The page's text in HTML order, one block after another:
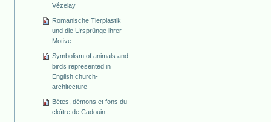
Vézelay
Romanische Tierplastik
und die Ursprünge ihrer
Motive
Symbolism of animals and
birds represented in
English church-
architecture
Bêtes, démons et fons du
cloître de Cadouin